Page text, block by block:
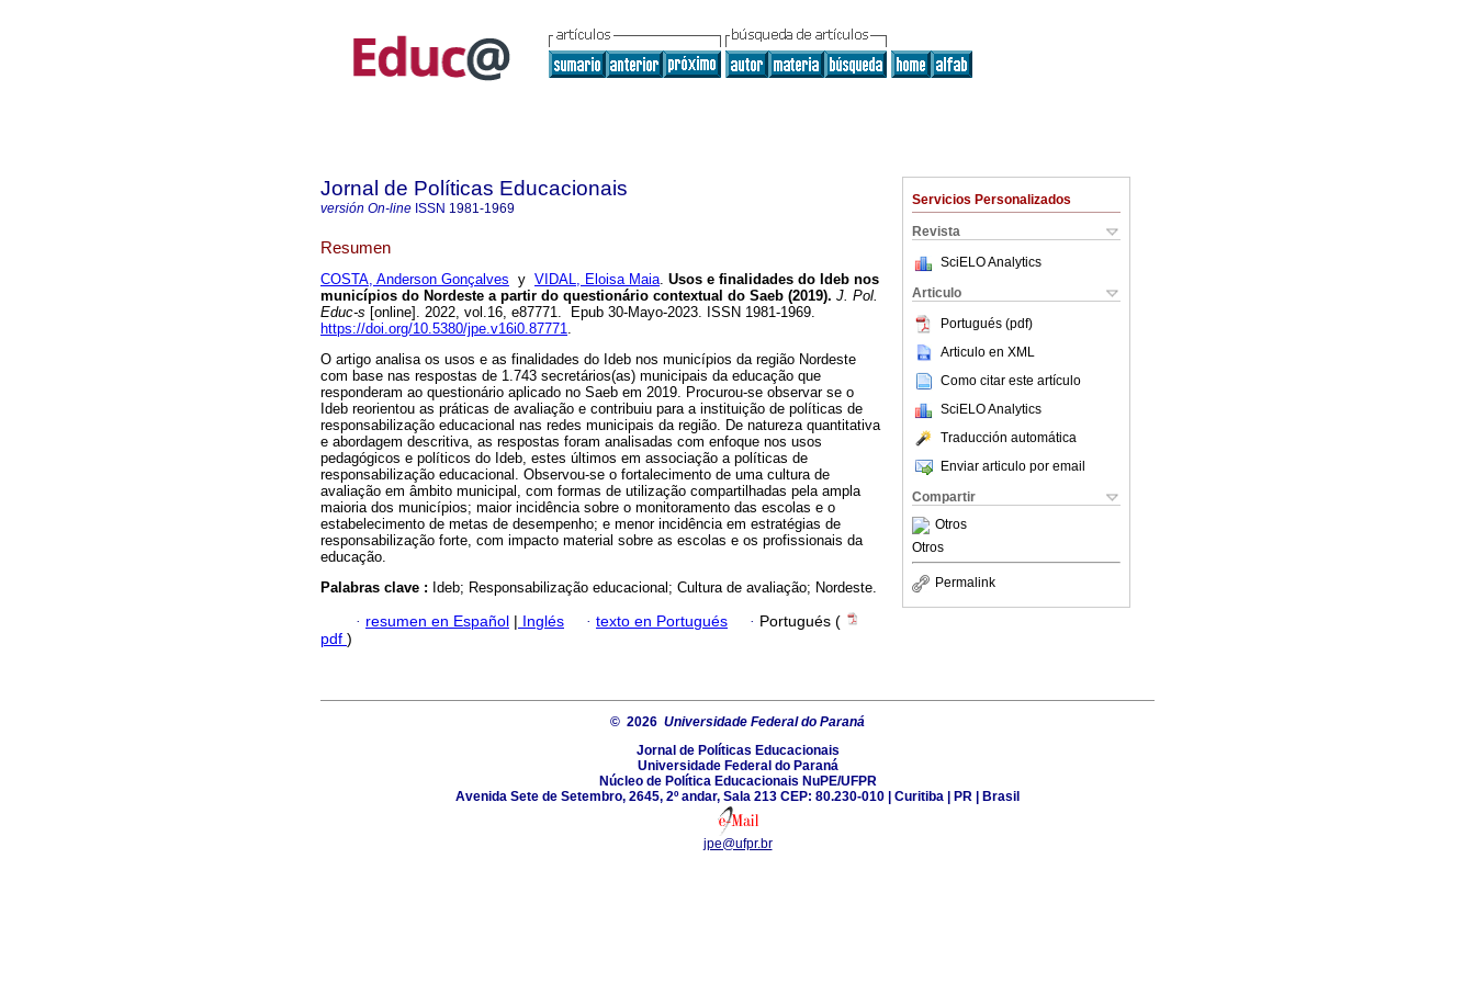
Servicios Personalizados
Revista
SciELO Analytics
Articulo
Portugués (pdf)
Articulo en XML
Como citar este artículo
SciELO Analytics
Traducción automática
Enviar articulo por email
Compartir
Otros
Otros
Permalink
Jornal de Políticas Educacionais
versión On-line ISSN 1981-1969
Resumen
COSTA, Anderson Gonçalves y VIDAL, Eloisa Maia. Usos e finalidades do Ideb nos
municípios do Nordeste a partir do questionário contextual do Saeb (2019). J. Pol.
Educ-s [online]. 2022, vol.16, e87771. Epub 30-Mayo-2023. ISSN 1981-1969.
https://doi.org/10.5380/jpe.v16i0.87771.
O artigo analisa os usos e as finalidades do Ideb nos municípios da região Nordeste
com base nas respostas de 1.743 secretários(as) municipais da educação que
responderam ao questionário aplicado no Saeb em 2019. Procurou-se observar se o
Ideb reorientou as práticas de avaliação e contribuiu para a instituição de políticas de
responsabilização educacional nas redes municipais da região. De natureza quantitativa
e abordagem descritiva, as respostas foram analisadas com enfoque nos usos
pedagógicos e políticos do Ideb, estes últimos em associação a políticas de
responsabilização educacional. Observou-se o fortalecimento de uma cultura de
avaliação em âmbito municipal, com formas de utilização compartilhadas pela ampla
maioria dos municípios; maior incidência sobre o monitoramento das escolas e o
estabelecimento de metas de desempenho; e menor incidência em estratégias de
responsabilização forte, com impacto material sobre as escolas e os profissionais da
educação.
Palabras clave : Ideb; Responsabilização educacional; Cultura de avaliação; Nordeste.
· resumen en Español | Inglés · texto en Portugués · Portugués (
pdf )
© 2026 Universidade Federal do Paraná
Jornal de Políticas Educacionais
Universidade Federal do Paraná
Núcleo de Política Educacionais NuPE/UFPR
Avenida Sete de Setembro, 2645, 2º andar, Sala 213 CEP: 80.230-010 | Curitiba | PR | Brasil
jpe@ufpr.br